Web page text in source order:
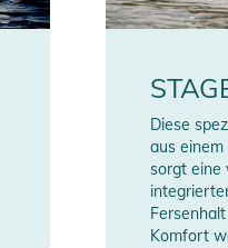
Diese
aus
sorgt eine
Komfort